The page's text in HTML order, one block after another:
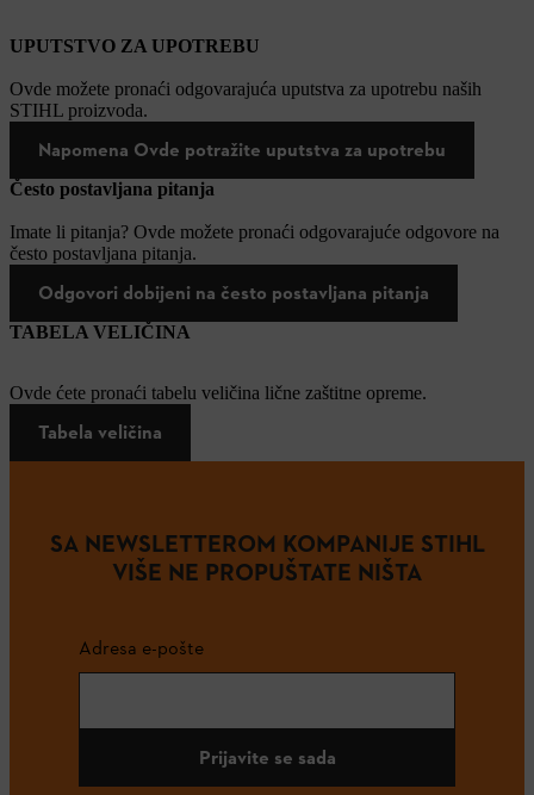
UPUTSTVO ZA UPOTREBU
Ovde možete pronaći odgovarajuća uputstva za upotrebu naših
STIHL proizvoda.
Napomena Ovde potražite uputstva za upotrebu
Često postavljana pitanja
Imate li pitanja? Ovde možete pronaći odgovarajuće odgovore na
često postavljana pitanja.
Odgovori dobijeni na često postavljana pitanja
TABELA VELIČINA
Ovde ćete pronaći tabelu veličina lične zaštitne opreme.
Tabela veličina
SA NEWSLETTEROM KOMPANIJE STIHL
VIŠE NE PROPUŠTATE NIŠTA
Adresa e-pošte
Prijavite se sada